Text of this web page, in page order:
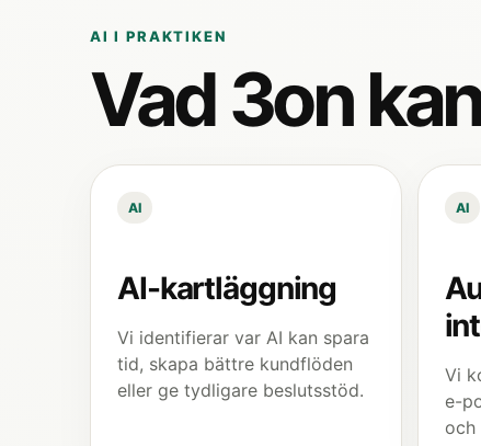
AI I PRAKTIKEN
Vad 3on
AI
AI-kartläggning
Vi identifierar var AI kan spara
tid, skapa bättre kundflöden
eller ge tydligare beslutsstöd.
AI
Vi
e-
och